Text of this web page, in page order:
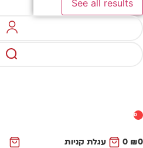
See all results
0
₪
0 עגלת קניות